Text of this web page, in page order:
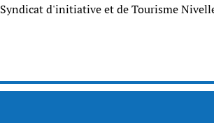
Syndicat d'initiative et de Tourisme